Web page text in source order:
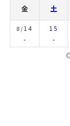
金 土
8/ 14
-
15
-